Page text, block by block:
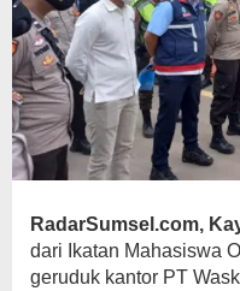
RadarSumsel.com,
dari Ikatan Mahasiswa
geruduk kantor PT